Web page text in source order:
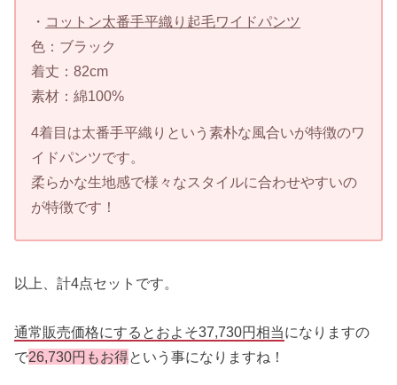
・ コットン太番手平織り起毛ワイドパンツ
色：ブラック
着丈：82cm
素材：綿100%
4着目は太番手平織りという素朴な風合いが特徴のワ
イドパンツです。
柔らかな生地感で様々なスタイルに合わせやすいの
が特徴です！
以上、計4点セットです。
通常販売価格にするとおよそ37,730円相当になりますの
で26,730円もお得という事になりますね！